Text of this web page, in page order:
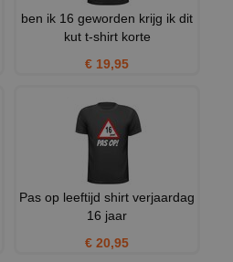
ben ik 16 geworden krijg ik dit
kut t-shirt korte
€ 19,95
Pas op leeftijd shirt verjaardag
16 jaar
€ 20,95